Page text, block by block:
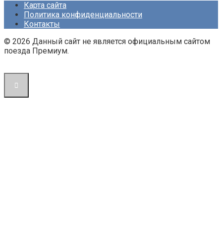
Карта сайта
Политика конфиденциальности
Контакты
© 2026 Данный сайт не является официальным сайтом
поезда Премиум.